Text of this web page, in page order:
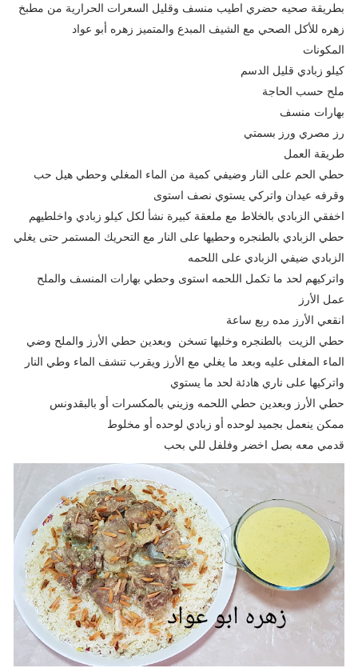
بطريقة صحيه حضري اطيب منسف وقليل السعرات الحرارية من مطبخ
زهره للأكل الصحي مع الشيف المبدع والمتميز زهره أبو عواد
المكونات
كيلو زبادي قليل الدسم
ملح حسب الحاجة
بهارات منسف
رز مصري ورز بسمتي
طريقة العمل
حطي الحم على النار وضيفي كمية من الماء المغلي وحطي هيل حب
وقرفه عيدان واتركي يستوي نصف استوى
اخفقي الزبادي بالخلاط مع ملعقة كبيرة نشأ لكل كيلو زبادي واخلطيهم
حطي الزبادي بالطنجره وحطيها على النار مع التحريك المستمر حتى يغلي
الزبادي ضيفي الزبادي على اللحمه
واتركيهم لحد ما تكمل اللحمه استوى وحطي بهارات المنسف والملح
عمل الأرز
انقعي الأرز مده ربع ساعة
حطي الزيت بالطنجره وخليها تسخن وبعدين حطي الأرز والملح وضي
الماء المغلى عليه وبعد ما يغلي مع الأرز ويقرب تنشف الماء وطي النار
واتركيها على ناري هادئة لحد ما يستوي
حطي الأرز وبعدين حطي اللحمه وزيني بالمكسرات أو بالبقدونس
ممكن ينعمل بجميد لوحده أو زبادي لوحده أو مخلوط
قدمي معه بصل اخضر وفلفل للي بحب